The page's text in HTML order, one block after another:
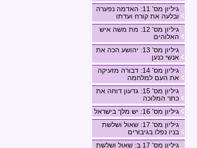
גיליון מס' 11: האדמה נפערה
ובלעה את קורח ועדתו
גיליון מס' 12: מת משה איש
האלוהים
גיליון מס' 13: יהושע הכה את
אנשי כנען
גיליון מס' 14: דבורה מזעיקה
את העם למלחמה
גיליון מס' 15: גדעון דוחה את
כתר המלוכה
גיליון מס' 16: יש מלך בישראל
גיליון מס' 17: שאול ושלשת
בניו נפלו בגיבורים
גיליון מס' 17 ב: שאול ושלשת